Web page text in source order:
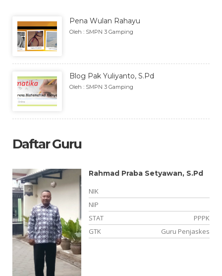
Pena Wulan Rahayu
Oleh : SMPN 3 Gamping
Blog Pak Yuliyanto, S.Pd
Oleh : SMPN 3 Gamping
Daftar Guru
Rahmad Praba Setyawan, S.Pd
NIK
NIP
STAT
PPPK
GTK
Guru Penjaskes